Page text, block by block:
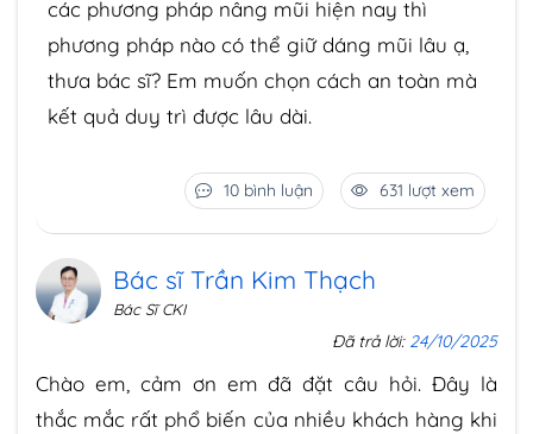
các phương pháp nâng mũi hiện nay thì
phương pháp nào có thể giữ dáng mũi lâu ạ,
thưa bác sĩ? Em muốn chọn cách an toàn mà
kết quả duy trì được lâu dài.
10 bình luận 631 lượt xem
Bác sĩ Trần Kim Thạch
Bác Sĩ CKI
Đã trả lời: 24/10/2025
Chào em, cảm ơn em đã đặt câu hỏi. Đây là
thắc mắc rất phổ biến của nhiều khách hàng khi